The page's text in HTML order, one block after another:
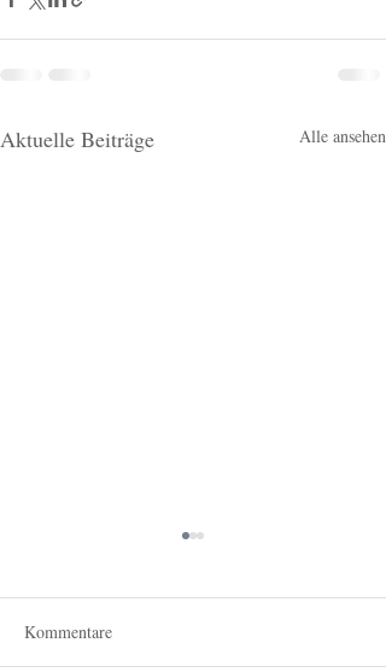
Aktuelle Beiträge Alle ansehen
Kommentare